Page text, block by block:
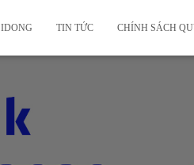
TIN TỨC CHÍNH SÁCH